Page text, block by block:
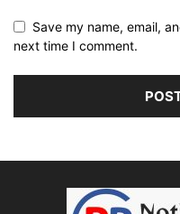
Save my name, email,
next time I comment.